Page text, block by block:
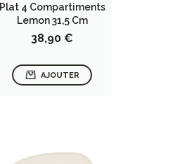
Plat 4 Compartiments
Lemon 31,5 Cm
Prix
38,90 €
AJOUTER